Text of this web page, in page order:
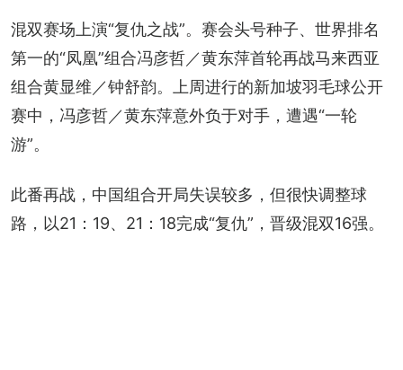
混双赛场上演“复仇之战”。赛会头号种子、世界排名
第一的“凤凰”组合冯彦哲／黄东萍首轮再战马来西亚
组合黄显维／钟舒韵。上周进行的新加坡羽毛球公开
赛中，冯彦哲／黄东萍意外负于对手，遭遇“一轮
游”。
此番再战，中国组合开局失误较多，但很快调整球
路，以21：19、21：18完成“复仇”，晋级混双16强。